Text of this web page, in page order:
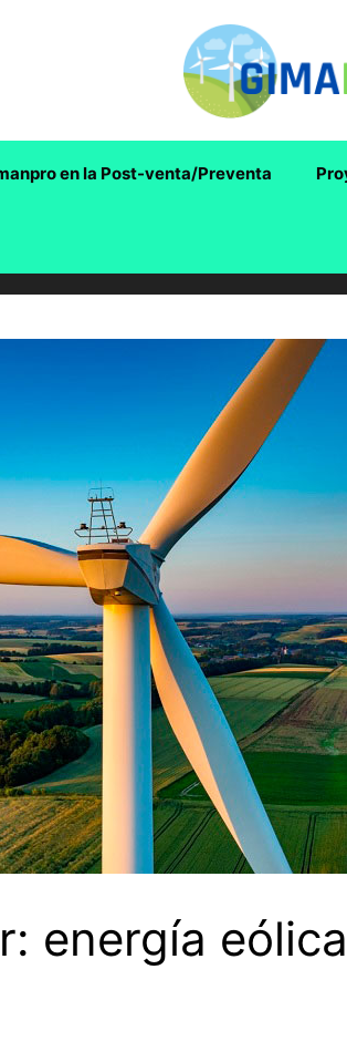
en la Post-venta/Preventa
energía